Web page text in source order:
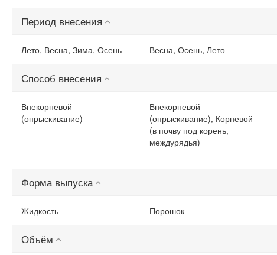
Период внесения
Лето, Весна, Зима, Осень Весна, Осень, Лето
Способ внесения
Внекорневой
(опрыскивание)
Внекорневой
(опрыскивание), Корневой
(в почву под корень,
междурядья)
Форма выпуска
Жидкость Порошок
Объём